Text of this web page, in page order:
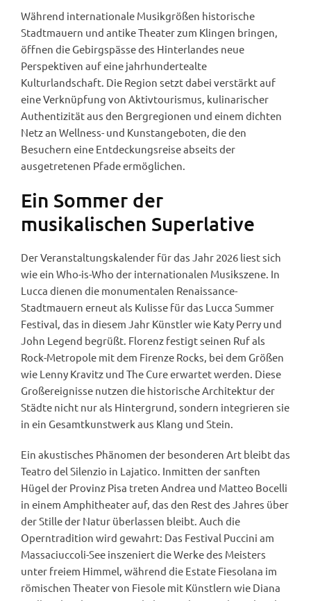
Während internationale Musikgrößen historische
Stadtmauern und antike Theater zum Klingen bringen,
öffnen die Gebirgspässe des Hinterlandes neue
Perspektiven auf eine jahrhundertealte
Kulturlandschaft. Die Region setzt dabei verstärkt auf
eine Verknüpfung von Aktivtourismus, kulinarischer
Authentizität aus den Bergregionen und einem dichten
Netz an Wellness- und Kunstangeboten, die den
Besuchern eine Entdeckungsreise abseits der
ausgetretenen Pfade ermöglichen.
Ein Sommer der
musikalischen Superlative
Der Veranstaltungskalender für das Jahr 2026 liest sich
wie ein Who-is-Who der internationalen Musikszene. In
Lucca dienen die monumentalen Renaissance-
Stadtmauern erneut als Kulisse für das Lucca Summer
Festival, das in diesem Jahr Künstler wie Katy Perry und
John Legend begrüßt. Florenz festigt seinen Ruf als
Rock-Metropole mit dem Firenze Rocks, bei dem Größen
wie Lenny Kravitz und The Cure erwartet werden. Diese
Großereignisse nutzen die historische Architektur der
Städte nicht nur als Hintergrund, sondern integrieren sie
in ein Gesamtkunstwerk aus Klang und Stein.
Ein akustisches Phänomen der besonderen Art bleibt das
Teatro del Silenzio in Lajatico. Inmitten der sanften
Hügel der Provinz Pisa treten Andrea und Matteo Bocelli
in einem Amphitheater auf, das den Rest des Jahres über
der Stille der Natur überlassen bleibt. Auch die
Operntradition wird gewahrt: Das Festival Puccini am
Massaciuccoli-See inszeniert die Werke des Meisters
unter freiem Himmel, während die Estate Fiesolana im
römischen Theater von Fiesole mit Künstlern wie Diana